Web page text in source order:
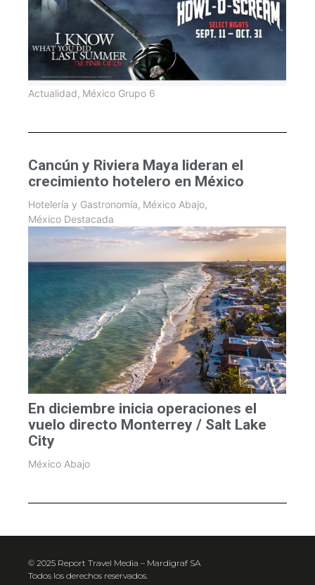
Actualidad, México Grupo 6
Cancún y Riviera Maya lideran el
crecimiento hotelero en México
Hotelería y Gastronomía, México Abajo,
México Destacada
En diciembre inicia operaciones el
vuelo directo Monterrey / Salt Lake
City
México Abajo
© 2025 Report Travel Media – Mardigraf SA
Todos los derechos reservados.